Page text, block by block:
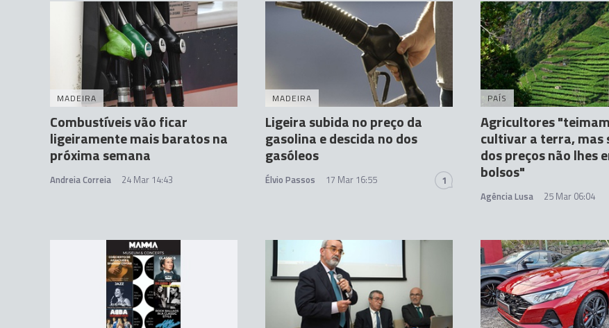
MADEIRA
Combustíveis vão ficar
ligeiramente mais baratos na
próxima semana
Andreia Correia 24 Mar 14:43
MADEIRA
Ligeira subida no preço da
gasolina e descida no dos
gasóleos
Élvio Passos 17 Mar 16:55 1
PAÍS
Agricultores
cultivar a terra, mas
dos preços não lhes
bolsos"
Agência Lusa 25 Mar 06:04